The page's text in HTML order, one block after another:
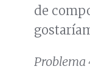
de
Problema